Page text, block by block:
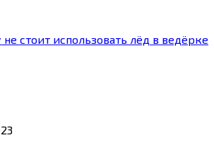
стоит использовать лёд в ведёрке